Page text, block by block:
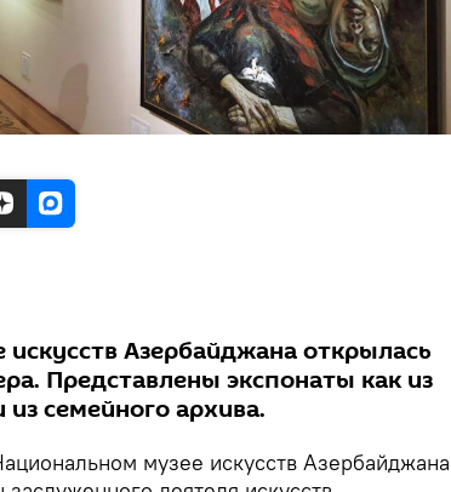
Азербайджана открылась
Представлены экспонаты как из
семейного архива.
музее искусств Азербайджана